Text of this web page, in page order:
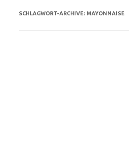
SCHLAGWORT-ARCHIVE: MAYONNAISE